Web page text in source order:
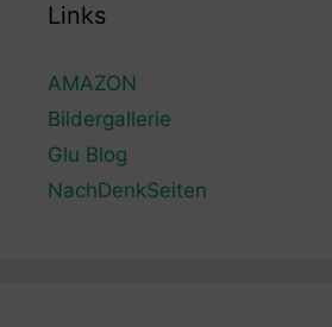
Links
AMAZON
Bildergallerie
Glu Blog
NachDenkSeiten